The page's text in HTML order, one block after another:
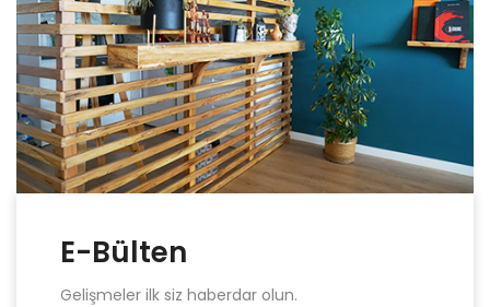
E-Bülten
Gelişmeler ilk siz haberdar olun.